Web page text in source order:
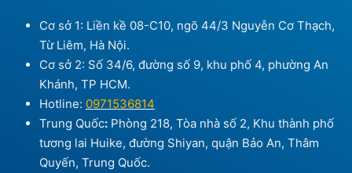
Cơ sở 1: Liền kề 08-C10, ngõ 44/3 Nguyễn Cơ Thạch,
Từ Liêm, Hà Nội.
Cơ sở 2: Số 34/6, đường số 9, khu phố 4, phường An
Khánh, TP HCM.
Hotline: 0971536814
Trung Quốc: Phòng 218, Tòa nhà số 2, Khu thành phố
tương lai Huike, đường Shiyan, quận Bảo An, Thâm
Quyến, Trung Quốc.